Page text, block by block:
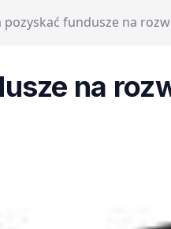
fundusze na
na